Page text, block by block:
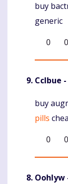
buy
generic
0
0
Cclbue
buy
pills
0
0
Oohlyw